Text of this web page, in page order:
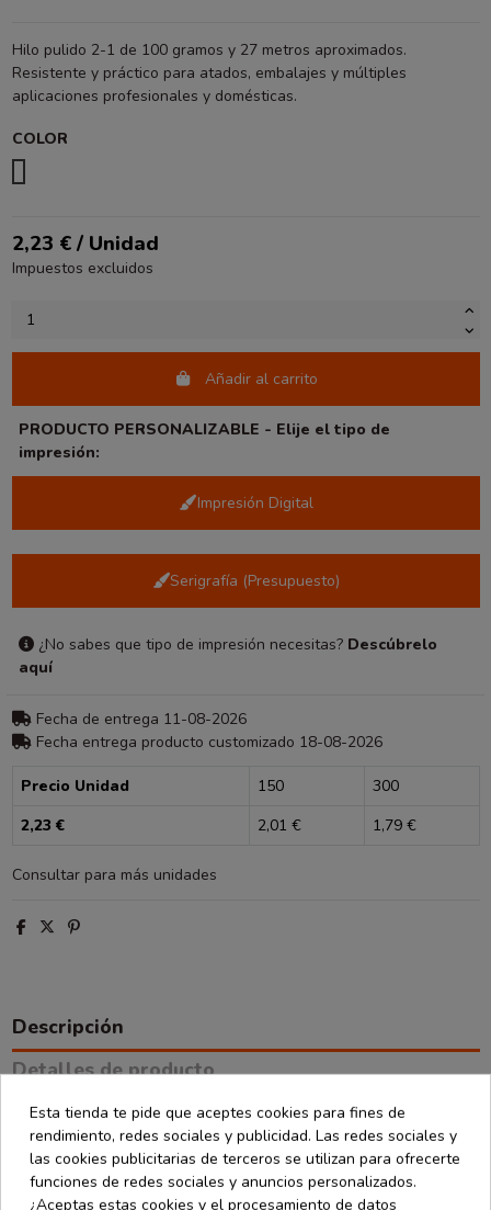
Hilo pulido 2-1 de 100 gramos y 27 metros aproximados.
Resistente y práctico para atados, embalajes y múltiples
aplicaciones profesionales y domésticas.
COLOR
2,23 € / Unidad
Impuestos excluidos
Añadir al carrito
PRODUCTO PERSONALIZABLE - Elije el tipo de
impresión:
Impresión Digital
Serigrafía (Presupuesto)
¿No sabes que tipo de impresión necesitas?Descúbrelo
aquí
Fecha de entrega 11-08-2026
Fecha entrega producto customizado 18-08-2026
Precio Unidad 150
300
2,23 €
2,01 € 1,79 €
Consultar para más unidades
Descripción
Detalles de producto
Opiniones(0)
El hilo pulido 2-1 es una solución sencilla y eficaz para realizar
tareas de sujeción, embalaje y organización de materiales en
Esta tienda te pide que aceptes cookies para fines de
rendimiento, redes sociales y publicidad. Las redes sociales y
las cookies publicitarias de terceros se utilizan para ofrecerte
funciones de redes sociales y anuncios personalizados.
¿Aceptas estas cookies y el procesamiento de datos